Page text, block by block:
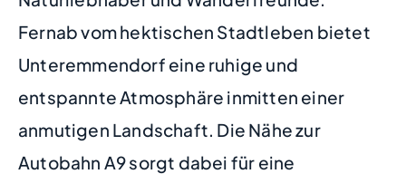
Fernab vom hektischen Stadtleben bietet
Unteremmendorf eine ruhige und
entspannte Atmosphäre inmitten einer
anmutigen Landschaft. Die Nähe zur
Autobahn A9 sorgt dabei für eine